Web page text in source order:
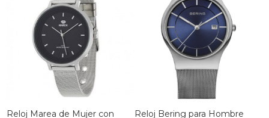
Reloj Marea de Mujer con
Reloj Bering para Hombre